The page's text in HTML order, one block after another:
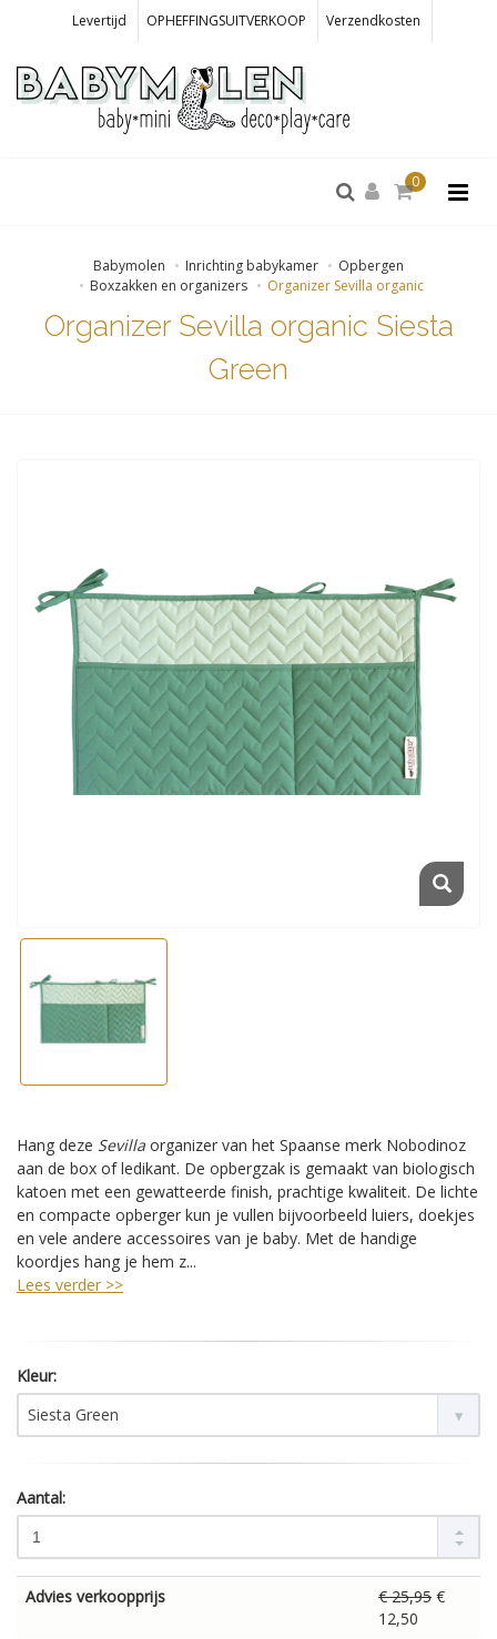
Levertijd OPHEFFINGSUITVERKOOP Verzendkosten
0
Babymolen Inrichting babykamer
Opbergen
Boxzakken en organizers
Organizer Sevilla organic
Organizer Sevilla organic Siesta
Green
Hang deze Sevilla organizer van het Spaanse merk Nobodinoz
aan de box of ledikant. De opbergzak is gemaakt van biologisch
katoen met een gewatteerde finish, prachtige kwaliteit. De lichte
en compacte opberger kun je vullen bijvoorbeeld luiers, doekjes
en vele andere accessoires van je baby. Met de handige
koordjes hang je hem z...
Lees verder >>
Kleur:
Siesta Green
Aantal:
Advies verkoopprijs € 25,95 €
12,50